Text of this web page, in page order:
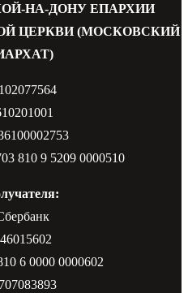
НА-ДОНУ ЕПАРХИИ
ЦЕРКВИ (МОСКОВСКИЙ
810 9 5209 0000510
6 0000 0000602